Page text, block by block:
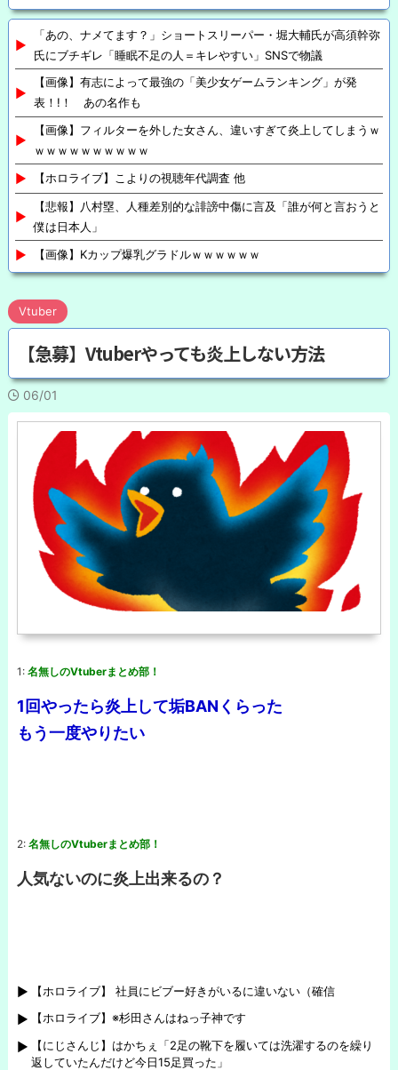
「あの、ナメてます？」ショートスリーパー・堀大輔氏が高須幹弥
氏にブチギレ「睡眠不足の人＝キレやすい」SNSで物議
【画像】有志によって最強の「美少女ゲームランキング」が発
表！!！ あの名作も
【画像】フィルターを外した女さん、違いすぎて炎上してしまうｗ
ｗｗｗｗｗｗｗｗｗｗ
【ホロライブ】こよりの視聴年代調査 他
【悲報】八村塁、人種差別的な誹謗中傷に言及「誰が何と言おうと
僕は日本人」
【画像】Kカップ爆乳グラドルｗｗｗｗｗｗ
Vtuber
【急募】Vtuberやっても炎上しない方法
06/01
1: 名無しのVtuberまとめ部！
1回やったら炎上して垢BANくらった
もう一度やりたい
2: 名無しのVtuberまとめ部！
人気ないのに炎上出来るの？
【ホロライブ】 社員にビブー好きがいるに違いない（確信
【ホロライブ】※杉田さんはねっ子神です
【にじさんじ】はかちぇ「2足の靴下を履いては洗濯するのを繰り
返していたんだけど今日15足買った」